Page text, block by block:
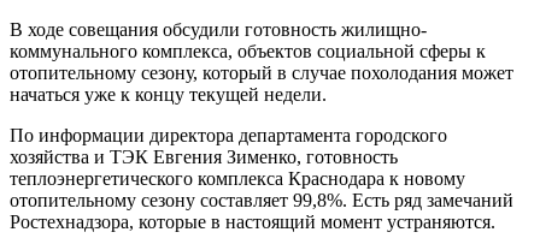
В ходе совещания обсудили готовность жилищно-
коммунального комплекса, объектов социальной сферы к
отопительному сезону, который в случае похолодания может
начаться уже к концу текущей недели.
По информации директора департамента городского
хозяйства и ТЭК Евгения Зименко, готовность
теплоэнергетического комплекса Краснодара к новому
отопительному сезону составляет 99,8%. Есть ряд замечаний
Ростехнадзора, которые в настоящий момент устраняются.